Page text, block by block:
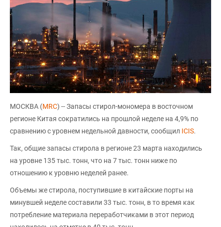
МОСКВА (MRC) -- Запасы стирол-мономера в восточном
регионе Китая сократились на прошлой неделе на 4,9% по
сравнению с уровнем недельной давности, сообщил ICIS.
Так, общие запасы стирола в регионе 23 марта находились
на уровне 135 тыс. тонн, что на 7 тыс. тонн ниже по
отношению к уровню неделей ранее.
Объемы же стирола, поступившие в китайские порты на
минувшей неделе составили 33 тыс. тонн, в то время как
потребление материала переработчиками в этот период